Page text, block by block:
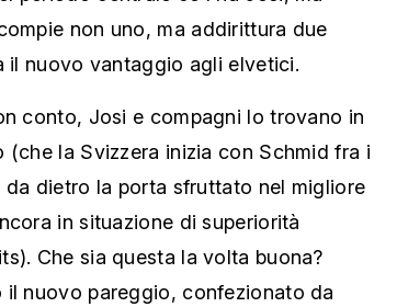
non uno, ma addirittura due
il nuovo vantaggio agli elvetici.
conto, Josi e compagni lo trovano in
(che la Svizzera inizia con Schmid fra i
da dietro la porta sfruttato nel migliore
in situazione di superiorità
Che sia questa la volta buona?
il nuovo pareggio, confezionato da